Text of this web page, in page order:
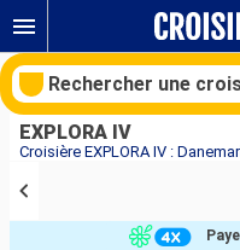
EXPLORA IV
Rechercher une
Nos destinations